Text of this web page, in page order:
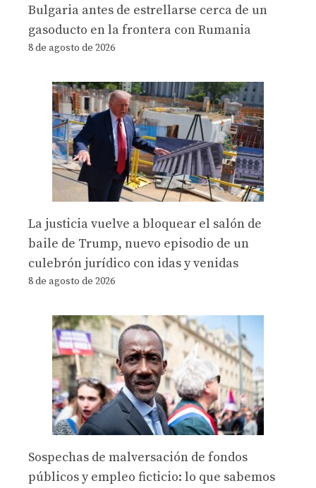
Bulgaria antes de estrellarse cerca de un
gasoducto en la frontera con Rumania
8 de agosto de 2026
La justicia vuelve a bloquear el salón de
baile de Trump, nuevo episodio de un
culebrón jurídico con idas y venidas
8 de agosto de 2026
Sospechas de malversación de fondos
públicos y empleo ficticio: lo que sabemos